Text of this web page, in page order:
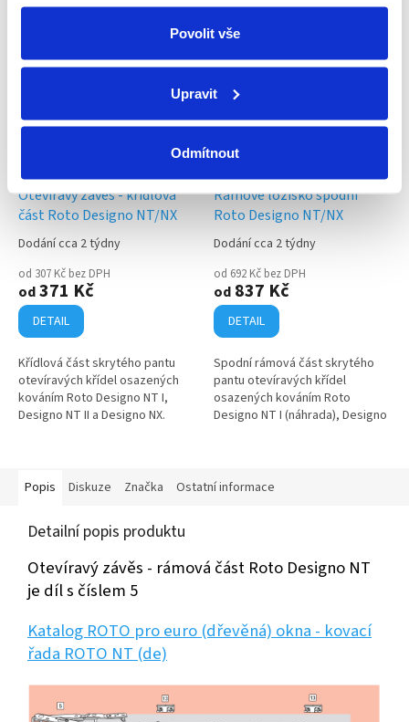
Povolit vše
Upravit
Odmítnout
Otevíravý závěs - křídlová
část Roto Designo NT/NX
Dodání cca 2 týdny
od 307 Kč bez DPH
od371 Kč
DETAIL
Křídlová část skrytého pantu
otevíravých křídel osazených
kováním Roto Designo NT I,
Designo NT II a Designo NX.
Rámové ložisko spodní
Roto Designo NT/NX
Dodání cca 2 týdny
od 692 Kč bez DPH
od 837 Kč
DETAIL
Spodní rámová část skrytého
pantu otevíravých křídel
osazených kováním Roto
Designo NT I (náhrada), Designo
Popis
Diskuze Značka Ostatní informace
Detailní popis produktu
Otevíravý závěs - rámová část Roto Designo NT
je díl s číslem 5
Katalog ROTO pro euro (dřevěná) okna - kovací
řada ROTO NT (de)